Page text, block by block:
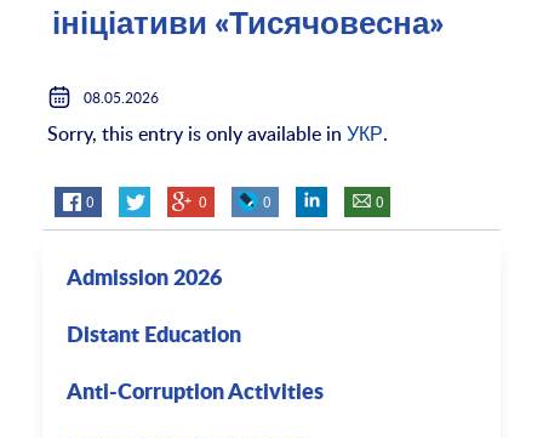
ініціативи «Тисячовесна»
08.05.2026
Sorry, this entry is only available inУКР.
0 0 0 0
Admission 2026
Distant Education
Anti-Corruption Activities